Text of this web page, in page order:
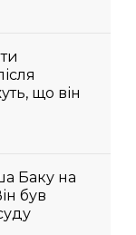
що він
Баку на
був